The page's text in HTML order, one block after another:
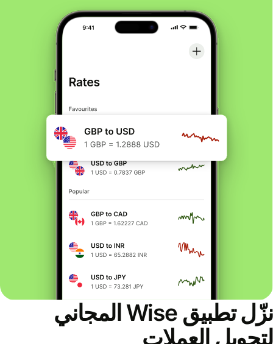
نزّل تطبيق Wise المجاني
العملات